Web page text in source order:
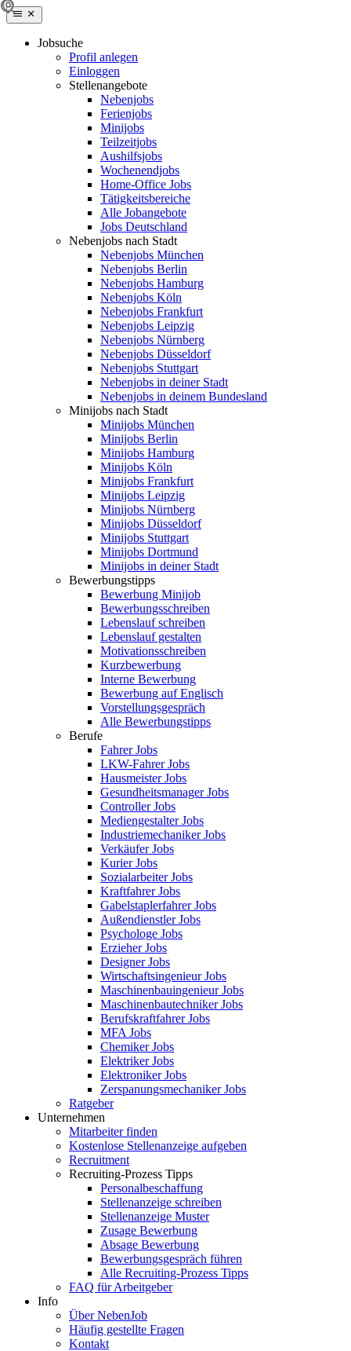
Jobsuche
Profil anlegen
Einloggen
Stellenangebote
Nebenjobs
Ferienjobs
Minijobs
Teilzeitjobs
Aushilfsjobs
Wochenendjobs
Home-Office Jobs
Tätigkeitsbereiche
Alle Jobangebote
Jobs Deutschland
Nebenjobs nach Stadt
Nebenjobs München
Nebenjobs Berlin
Nebenjobs Hamburg
Nebenjobs Köln
Nebenjobs Frankfurt
Nebenjobs Leipzig
Nebenjobs Nürnberg
Nebenjobs Düsseldorf
Nebenjobs Stuttgart
Nebenjobs in deiner Stadt
Nebenjobs in deinem Bundesland
Minijobs nach Stadt
Minijobs München
Minijobs Berlin
Minijobs Hamburg
Minijobs Köln
Minijobs Frankfurt
Minijobs Leipzig
Minijobs Nürnberg
Minijobs Düsseldorf
Minijobs Stuttgart
Minijobs Dortmund
Minijobs in deiner Stadt
Bewerbungstipps
Bewerbung Minijob
Bewerbungsschreiben
Lebenslauf schreiben
Lebenslauf gestalten
Motivationsschreiben
Kurzbewerbung
Interne Bewerbung
Bewerbung auf Englisch
Vorstellungsgespräch
Alle Bewerbungstipps
Berufe
Fahrer Jobs
LKW-Fahrer Jobs
Hausmeister Jobs
Gesundheitsmanager Jobs
Controller Jobs
Mediengestalter Jobs
Industriemechaniker Jobs
Verkäufer Jobs
Kurier Jobs
Sozialarbeiter Jobs
Kraftfahrer Jobs
Gabelstaplerfahrer Jobs
Außendienstler Jobs
Psychologe Jobs
Erzieher Jobs
Designer Jobs
Wirtschaftsingenieur Jobs
Maschinenbauingenieur Jobs
Maschinenbautechniker Jobs
Berufskraftfahrer Jobs
MFA Jobs
Chemiker Jobs
Elektriker Jobs
Elektroniker Jobs
Zerspanungsmechaniker Jobs
Ratgeber
Unternehmen
Mitarbeiter finden
Kostenlose Stellenanzeige aufgeben
Recruitment
Recruiting-Prozess Tipps
Personalbeschaffung
Stellenanzeige schreiben
Stellenanzeige Muster
Zusage Bewerbung
Absage Bewerbung
Bewerbungsgespräch führen
Alle Recruiting-Prozess Tipps
FAQ für Arbeitgeber
Info
Über NebenJob
Häufig gestellte Fragen
Kontakt